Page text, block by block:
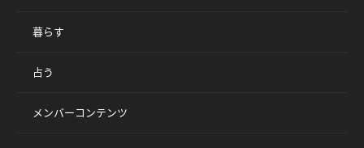
暮らす
占う
メンバーコンテンツ